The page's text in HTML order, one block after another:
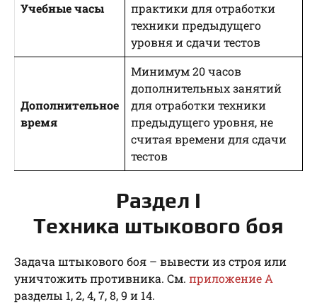
Учебные часы
практики для отработки
техники предыдущего
уровня и сдачи тестов
Дополнительное
время
Минимум 20 часов
дополнительных занятий
для отработки техники
предыдущего уровня, не
считая времени для сдачи
тестов
Раздел I
Техника штыкового боя
Задача штыкового боя – вывести из строя или
уничтожить противника. См. приложение A
разделы 1, 2, 4, 7, 8, 9 и 14.